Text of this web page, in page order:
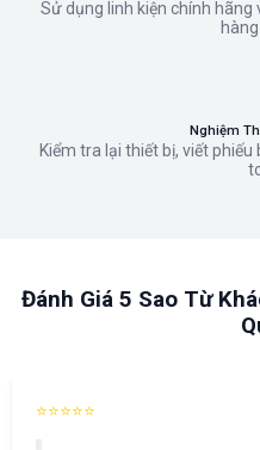
Sử dụng linh kiện chính
Nghiệm
Kiểm tra lại thiết bị, viết
Đánh Giá 5 Sao Từ
⭐⭐⭐⭐⭐